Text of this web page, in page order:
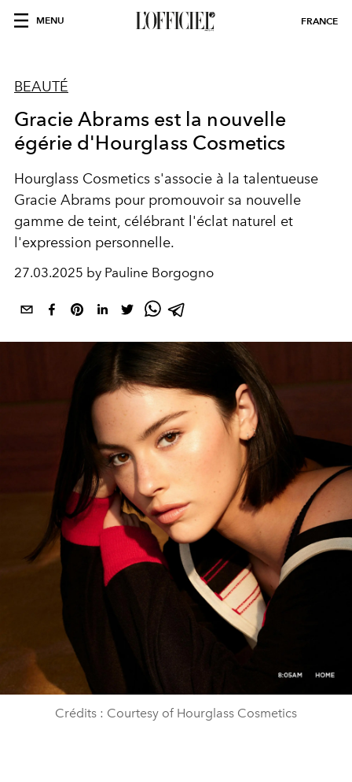
MENU FRANCE
BEAUTÉ
Gracie Abrams est la nouvelle
égérie d'Hourglass Cosmetics
Hourglass Cosmetics s'associe à la talentueuse
Gracie Abrams pour promouvoir sa nouvelle
gamme de teint, célébrant l'éclat naturel et
l'expression personnelle.
27.03.2025 by Pauline Borgogno
Crédits : Courtesy of Hourglass Cosmetics